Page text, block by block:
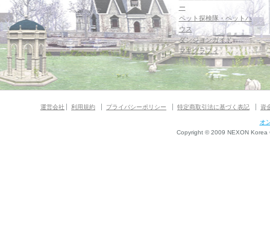
ー
ペット探検隊・ペットハ
ウス
ダンジョンガイド
マギグラフィ
運営会社 利用規約 プライバシーポリシー 特定商取引法に基づく表記 資
オ
Copyright © 2009 NEXON Korea